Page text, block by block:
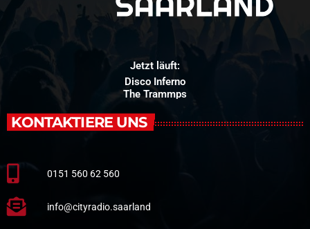
Jetzt läuft:
Disco Inferno
The Trammps
KONTAKTIERE UNS
0151 560 62 560
info@cityradio.saarland